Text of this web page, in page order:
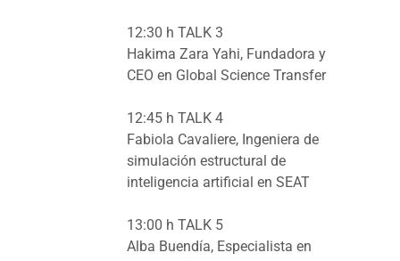
12:30 h TALK 3
Hakima Zara Yahi, Fundadora y
CEO en Global Science Transfer
12:45 h TALK 4
Fabiola Cavaliere, Ingeniera de
simulación estructural de
inteligencia artificial en SEAT
13:00 h TALK 5
Alba Buendía, Especialista en